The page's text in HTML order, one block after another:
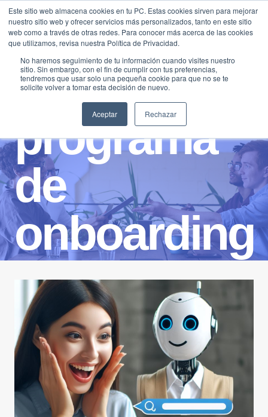
Este sitio web almacena cookies en tu PC. Estas cookies sirven para mejorar
nuestro sitio web y ofrecer servicios más personalizados, tanto en este sitio
web como a través de otras redes. Para conocer más acerca de las cookies
que utilizamos, revisa nuestra Política de Privacidad.
No haremos seguimiento de tu información cuando visites nuestro
sitio. Sin embargo, con el fin de cumplir con tus preferencias,
tendremos que usar solo una pequeña cookie para que no se te
solicite volver a tomar esta decisión de nuevo.
Aceptar Rechazar
Saltar
contenido
programa
de
onboarding
Traducir »